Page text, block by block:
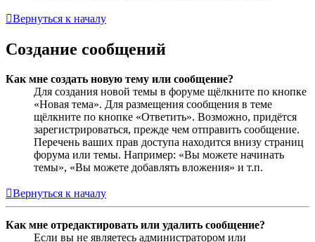
Вернуться к началу
Создание сообщений
Как мне создать новую тему или сообщение?
Для создания новой темы в форуме щёлкните по кнопке
«Новая тема». Для размещения сообщения в теме
щёлкните по кнопке «Ответить». Возможно, придётся
зарегистрироваться, прежде чем отправить сообщение.
Перечень ваших прав доступа находится внизу страниц
форума или темы. Например: «Вы можете начинать
темы», «Вы можете добавлять вложения» и т.п.
Вернуться к началу
Как мне отредактировать или удалить сообщение?
Если вы не являетесь администратором или